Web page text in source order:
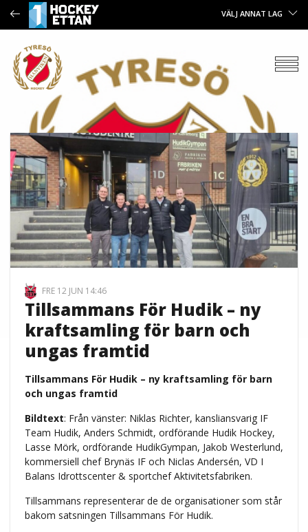
VÄLJ ANNAT LAG
FRE 12 JUN 14:46
Tillsammans För Hudik – ny
kraftsamling för barn och
ungas framtid
Tillsammans För Hudik – ny kraftsamling för barn
och ungas framtid
Bildtext: Från vänster: Niklas Richter, kansliansvarig IF
Team Hudik, Anders Schmidt, ordförande Hudik Hockey,
Lasse Mörk, ordförande HudikGympan, Jakob Westerlund,
kommersiell chef Brynäs IF och Niclas Andersén, VD I
Balans Idrottscenter & sportchef Aktivitetsfabriken.
Tillsammans representerar de de organisationer som står
bakom satsningen Tillsammans För Hudik.